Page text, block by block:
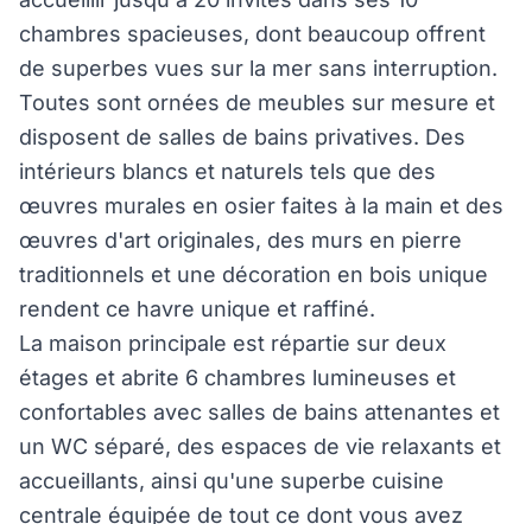
chambres spacieuses, dont beaucoup offrent
de superbes vues sur la mer sans interruption.
Toutes sont ornées de meubles sur mesure et
disposent de salles de bains privatives. Des
intérieurs blancs et naturels tels que des
œuvres murales en osier faites à la main et des
œuvres d'art originales, des murs en pierre
traditionnels et une décoration en bois unique
rendent ce havre unique et raffiné.
La maison principale est répartie sur deux
étages et abrite 6 chambres lumineuses et
confortables avec salles de bains attenantes et
un WC séparé, des espaces de vie relaxants et
accueillants, ainsi qu'une superbe cuisine
centrale équipée de tout ce dont vous avez